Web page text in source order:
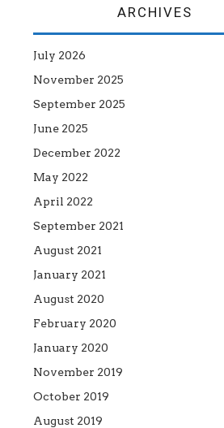
ARCHIVES
July 2026
November 2025
September 2025
June 2025
December 2022
May 2022
April 2022
September 2021
August 2021
January 2021
August 2020
February 2020
January 2020
November 2019
October 2019
August 2019